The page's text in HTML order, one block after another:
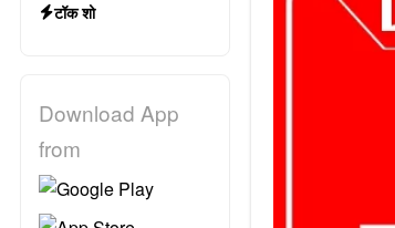
टॉक शो
Download App
from